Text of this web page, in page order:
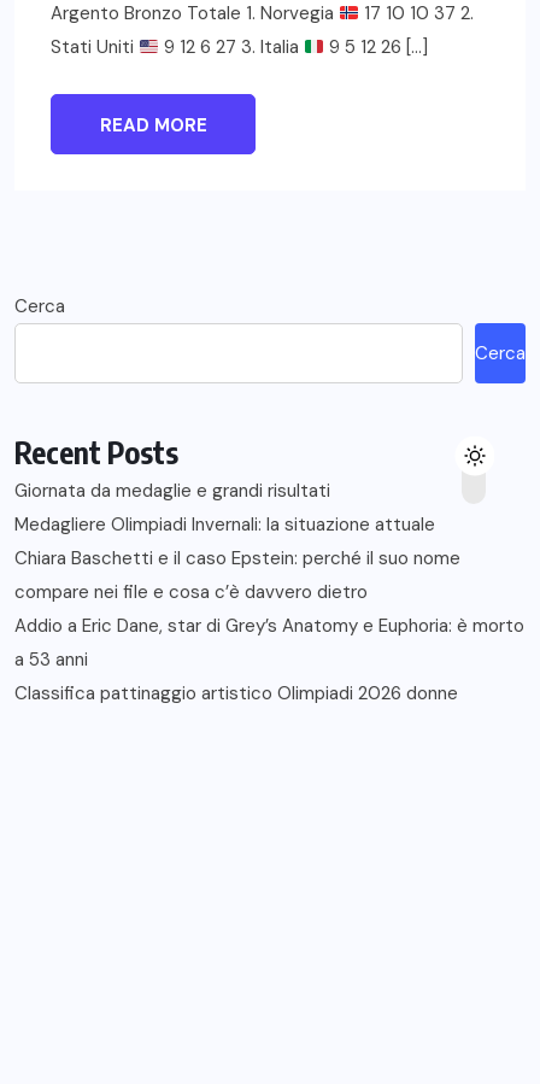
Argento Bronzo Totale 1. Norvegia
17 10 10 37 2.
Stati Uniti
9 12 6 27 3. Italia 9 5 12 26 […]
READ MORE
Cerca
Cerca
Recent Posts
Giornata da medaglie e grandi risultati
Medagliere Olimpiadi Invernali: la situazione attuale
Chiara Baschetti e il caso Epstein: perché il suo nome
compare nei file e cosa c’è davvero dietro
Addio a Eric Dane, star di Grey’s Anatomy e Euphoria: è morto
a 53 anni
Classifica pattinaggio artistico Olimpiadi 2026 donne